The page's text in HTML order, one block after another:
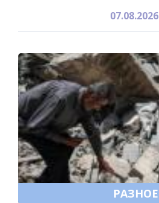
07.08.2026
РАЗНОЕ